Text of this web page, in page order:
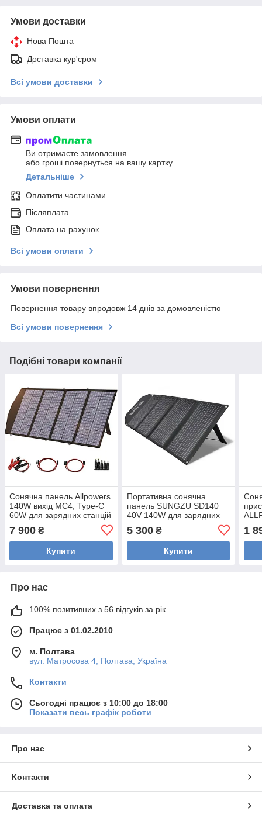
Умови доставки
Нова Пошта
Доставка кур'єром
Всі умови доставки
Умови оплати
Ви отримаєте замовлення
або гроші повернуться на вашу картку
Детальніше
Оплатити частинами
Післяплата
Оплата на рахунок
Всі умови оплати
Умови повернення
Повернення товару впродовж 14 днів за домовленістю
Всі умови повернення
Подібні товари компанії
Сонячна панель Allpowers
140W вихід MC4, Type-C
60W для зарядних станцій
Starlink.
7 900 ₴
Купити
Портативна сонячна
панель SUNGZU SD140
40V 140W для зарядних
5 300₴
Купити
1
Про нас
100% позитивних з 56 відгуків за рік
Працює з 01.02.2010
м. Полтава
вул. Матросова 4, Полтава, Україна
Контакти
Сьогодні працює з 10:00 до 18:00
Показати весь графік роботи
Про нас
Контакти
Доставка та оплата